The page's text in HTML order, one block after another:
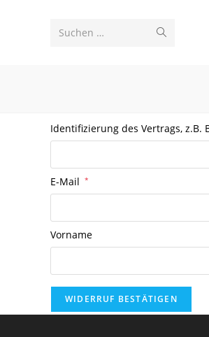
Suchen …
Identifizierung des Vertrags, z.B.
E-Mail *
E-Mail
(wiederholen) *
Vorname
WIDERRUF BESTÄTIGEN